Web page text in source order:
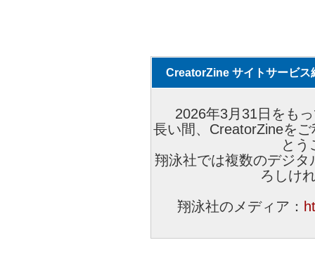
CreatorZine サイトサービス
2026年3月31日をも
長い間、CreatorZineを
とう
翔泳社では複数のデジ
ろしけ
翔泳社のメディア：